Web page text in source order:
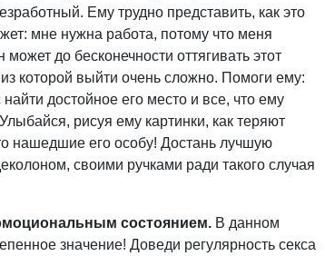
Ему трудно представить, как это
мне нужна работа, потому что меня
до бесконечности оттягивать этот
которой выйти очень сложно. Помоги ему:
достойное его место и все, что ему
рисуя ему картинки, как теряют
нашедшие его особу! Достань лучшую
своими ручками ради такого случая
состоянием. В данном
значение! Доведи регулярность секса